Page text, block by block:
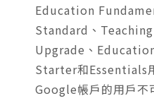
Education
Standard、
Upgrade、
Starter和Essentials
Google帳戶的用戶不